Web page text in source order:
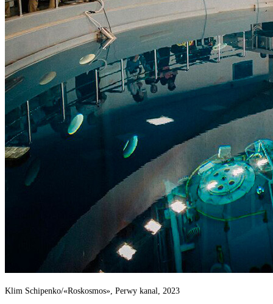
Klim Schipenko/«Roskosmos», Perwy kanal, 2023